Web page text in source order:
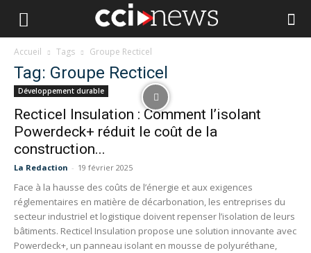
Accueil Tags Groupe Recticel
Tag: Groupe Recticel
Développement durable
Recticel Insulation : Comment l’isolant
Powerdeck+ réduit le coût de la
construction...
La Redaction - 19 février 2025
Face à la hausse des coûts de l’énergie et aux exigences
réglementaires en matière de décarbonation, les entreprises du
secteur industriel et logistique doivent repenser l’isolation de leurs
bâtiments. Recticel Insulation propose une solution innovante avec
Powerdeck+, un panneau isolant en mousse de polyuréthane,